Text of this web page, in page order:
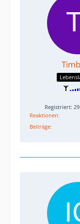
Registriert:
Reaktionen
Beiträge